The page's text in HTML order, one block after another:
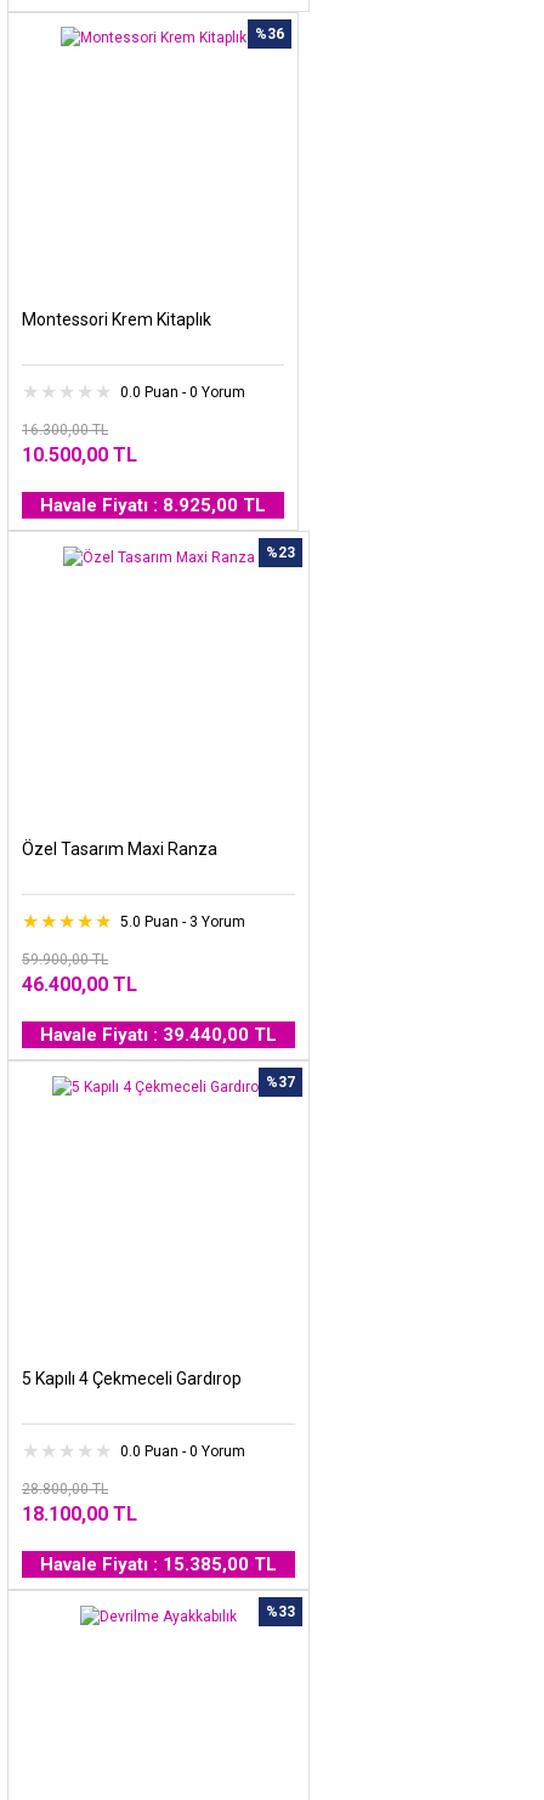
%36
Montessori Krem Kitaplık
0.0 Puan - 0 Yorum
16.300,00 TL
10.500,00 TL
Havale Fiyatı : 8.925,00 TL
%23
Özel Tasarım Maxi Ranza
5.0 Puan - 3 Yorum
59.900,00 TL
46.400,00 TL
Havale Fiyatı : 39.440,00 TL
%37
5 Kapılı 4 Çekmeceli Gardırop
0.0 Puan - 0 Yorum
28.800,00 TL
18.100,00 TL
Havale Fiyatı : 15.385,00 TL
%33